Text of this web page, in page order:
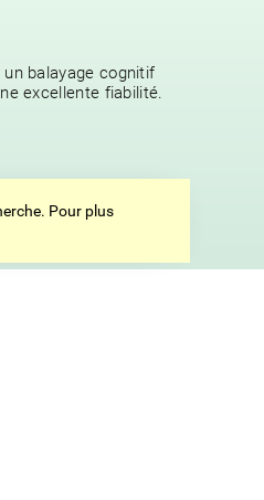
balayage cognitif
excellente fiabilité.
Pour plus